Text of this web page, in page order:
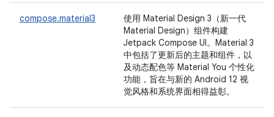
compose.material3
使用 Material Design 3（新一代
Material Design）组件构建
Jetpack Compose UI。Material 3
中包括了更新后的主题和组件，以
及动态配色等 Material You 个性化
功能，旨在与新的 Android 12 视
觉风格和系统界面相得益彰。